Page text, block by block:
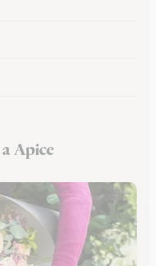
Apice